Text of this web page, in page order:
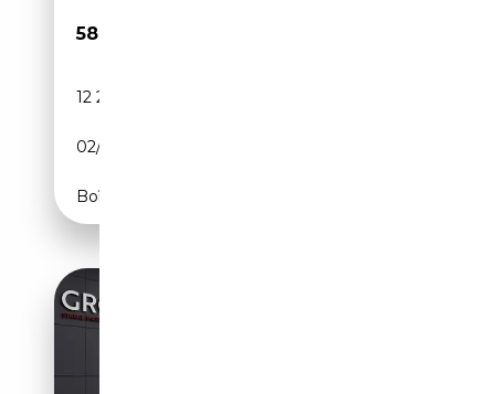
58 480€
12 214 km
02/2025
Boîte automatique